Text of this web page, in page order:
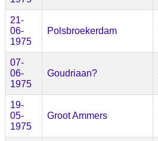
21-
06-
1975
Polsbroekerdam
07-
06-
1975
Goudriaan?
19-
05-
1975
Groot Ammers